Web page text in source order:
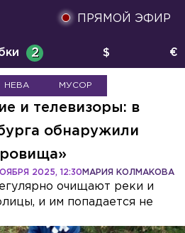
ПРЯМОЙ ЭФИР
2 $ €
НЕВА МУСОР
и телевизоры: в
обнаружили
МАРИЯ КОЛМАКОВА
2025, 12:30
очищают реки и
и им попадается не